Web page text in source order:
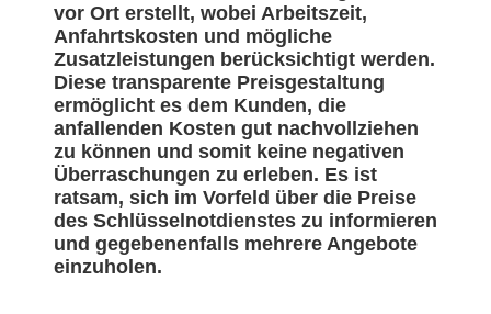
vor Ort erstellt, wobei Arbeitszeit,
Anfahrtskosten und mögliche
Zusatzleistungen berücksichtigt werden.
Diese transparente Preisgestaltung
ermöglicht es dem Kunden, die
anfallenden Kosten gut nachvollziehen
zu können und somit keine negativen
Überraschungen zu erleben. Es ist
ratsam, sich im Vorfeld über die Preise
des Schlüsselnotdienstes zu informieren
und gegebenenfalls mehrere Angebote
einzuholen.